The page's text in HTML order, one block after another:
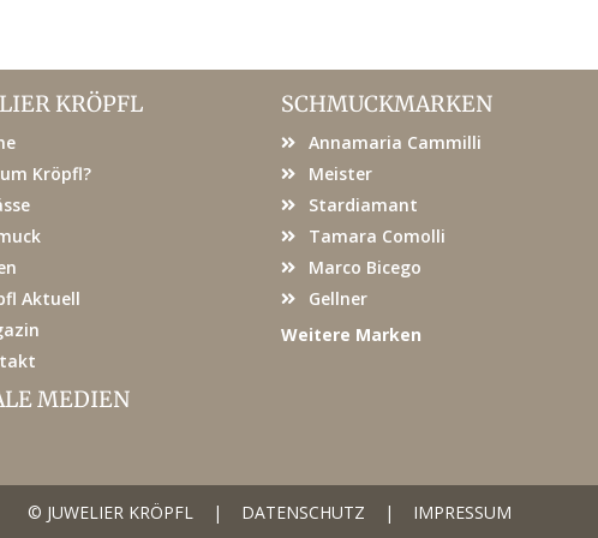
KRÖPFL
Kröpfl?
Aktuell
MEDIEN
SCHMUCKMARKEN
Annamaria Cammilli
Meister
Stardiamant
Tamara Comolli
Marco Bicego
Gellner
Weitere Marken
© JUWELIER KRÖPFL | DATENSCHUTZ | IMPRESSUM